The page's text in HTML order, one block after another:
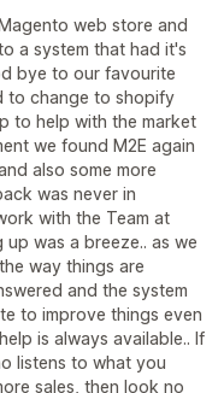
web store and
a system that had it's
bye to our favourite
to change to shopify
to help with the market
we found M2E again
also some more
was never in
with the Team at
was a breeze.. as we
way things are
and the system
to improve things even
is always available.. If
listens to what you
sales, then look no